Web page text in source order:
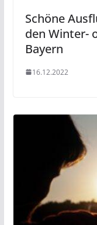
Schöne
den Winter-
Bayern
16.12.2022